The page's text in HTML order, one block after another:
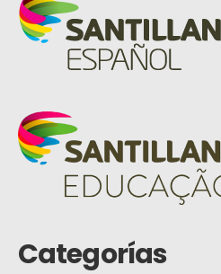
Categorías